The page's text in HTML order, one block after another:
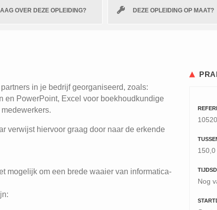
OVER DEZE OPLEIDING? DEZE OPLEIDING OP MAAT?
in je bedrijf georganiseerd, zoals:
en PowerPoint, Excel voor boekhoudkundige
verwijst hiervoor graag door naar de erkende
mogelijk om een brede waaier van informatica-
Nog